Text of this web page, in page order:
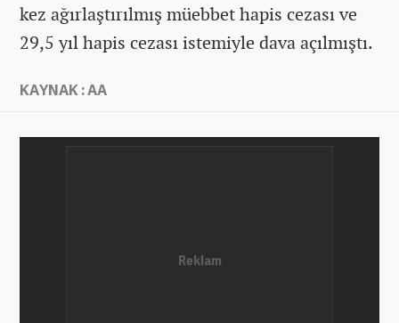
kez ağırlaştırılmış müebbet hapis cezası ve
29,5 yıl hapis cezası istemiyle dava açılmıştı.
KAYNAK : AA